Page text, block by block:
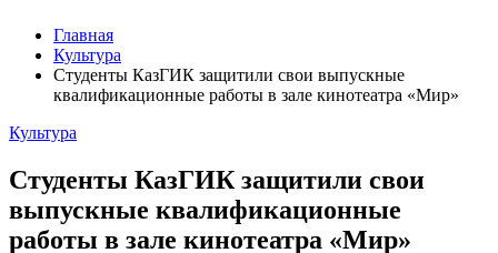
Главная
Культура
Студенты КазГИК защитили свои выпускные
квалификационные работы в зале кинотеатра «Мир»
Культура
Студенты КазГИК защитили свои
выпускные квалификационные
работы в зале кинотеатра «Мир»